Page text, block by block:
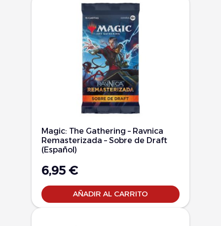
Magic: The Gathering – Ravnica
Remasterizada – Sobre de Draft
(Español)
6,95 €
AÑADIR AL CARRITO